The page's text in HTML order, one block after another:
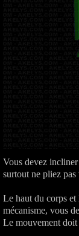
Vous devez
surtout ne pliez
Le haut du corps et
mécanisme, vous
Le mouvement